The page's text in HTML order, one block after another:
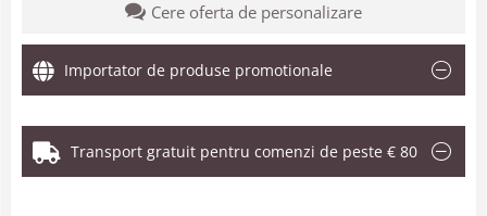
Cere oferta de personalizare
Importator de produse promotionale
Transport gratuit pentru comenzi de peste € 80